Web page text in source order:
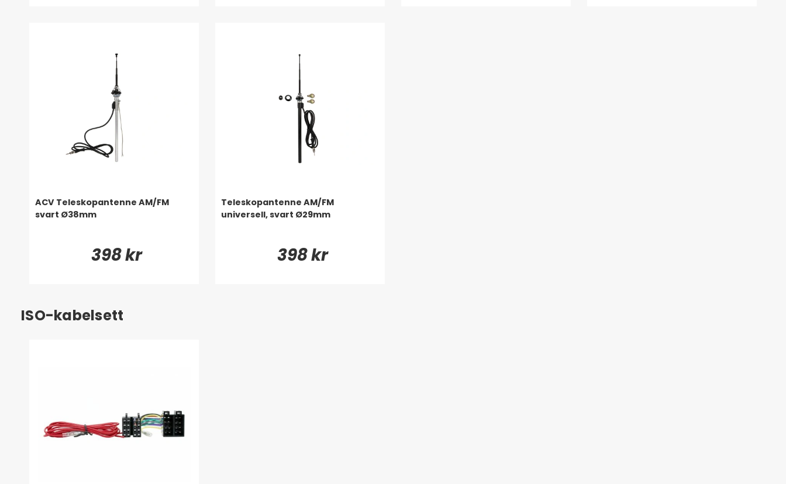
ACV Teleskopantenne AM/FM
svart Ø38mm
398 kr
Teleskopantenne AM/FM
universell, svart Ø29mm
398 kr
ISO-kabelsett